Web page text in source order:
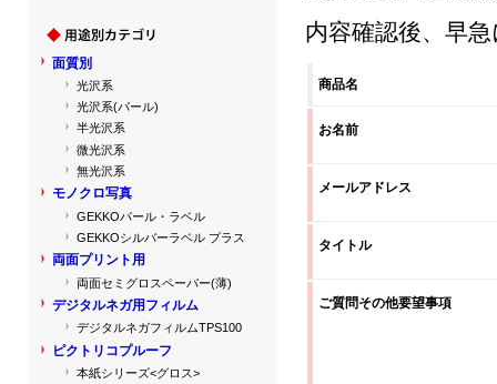
内容確認後、早
商品名
お名前
メールアドレス
タイトル
ご質問その他要望事項
面質別
光沢系
光沢系(パール)
半光沢系
微光沢系
無光沢系
モノクロ写真
GEKKOパール・ラベル
GEKKOシルバーラベル プラス
両面プリント用
両面セミグロスペーパー(薄)
デジタルネガ用フィルム
デジタルネガフィルムTPS100
ピクトリコプルーフ
本紙シリーズ<グロス>